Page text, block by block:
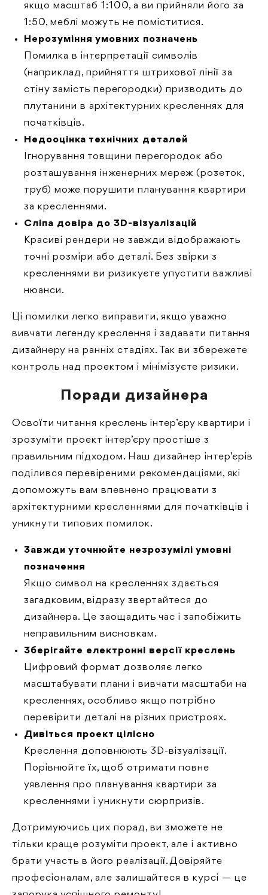
якщо масштаб 1:100, а ви прийняли його за
1:50, меблі можуть не поміститися.
Нерозуміння умовних позначень
Помилка в інтерпретації символів
(наприклад, прийняття штрихової лінії за
стіну замість перегородки) призводить до
плутанини в архітектурних кресленнях для
початківців.
Недооцінка технічних деталей
Ігнорування товщини перегородок або
розташування інженерних мереж (розеток,
труб) може порушити планування квартири
за кресленнями.
Сліпа довіра до 3D-візуалізацій
Красиві рендери не завжди відображають
точні розміри або деталі. Без звірки з
кресленнями ви ризикуєте упустити важливі
нюанси.
Ці помилки легко виправити, якщо уважно
вивчати легенду креслення і задавати питання
дизайнеру на ранніх стадіях. Так ви збережете
контроль над проектом і мінімізуєте ризики.
Поради дизайнера
Освоїти читання креслень інтер’єру квартири і
зрозуміти проект інтер’єру простіше з
правильним підходом. Наш дизайнер інтер’єрів
поділився перевіреними рекомендаціями, які
допоможуть вам впевнено працювати з
архітектурними кресленнями для початківців і
уникнути типових помилок.
Завжди уточнюйте незрозумілі умовні
позначення
Якщо символ на кресленнях здається
загадковим, відразу звертайтеся до
дизайнера. Це заощадить час і запобіжить
неправильним висновкам.
Зберігайте електронні версії креслень
Цифровий формат дозволяє легко
масштабувати плани і вивчати масштаби на
кресленнях, особливо якщо потрібно
перевірити деталі на різних пристроях.
Дивіться проект цілісно
Креслення доповнюють 3D-візуалізації.
Порівнюйте їх, щоб отримати повне
уявлення про планування квартири за
кресленнями і уникнути сюрпризів.
Дотримуючись цих порад, ви зможете не
тільки краще розуміти проект, але і активно
брати участь в його реалізації. Довіряйте
професіоналам, але залишайтеся в курсі — це